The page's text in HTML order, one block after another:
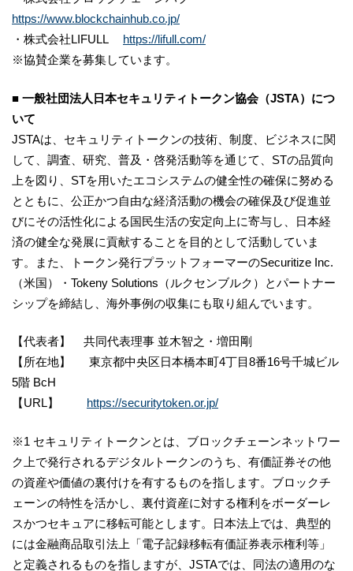
https://www.blockchainhub.co.jp/
・株式会社LIFULL https://lifull.com/
※協賛企業を募集しています。
■ 一般社団法人日本セキュリティトークン協会（JSTA）につ
いて
JSTAは、セキュリティトークンの技術、制度、ビジネスに関
して、調査、研究、普及・啓発活動等を通じて、STの品質向
上を図り、STを用いたエコシステムの健全性の確保に努める
とともに、公正かつ自由な経済活動の機会の確保及び促進並
びにその活性化による国民生活の安定向上に寄与し、日本経
済の健全な発展に貢献することを目的として活動していま
す。また、トークン発行プラットフォーマーのSecuritize Inc.
（米国）・Tokeny Solutions（ルクセンブルク）とパートナー
シップを締結し、海外事例の収集にも取り組んでいます。
【代表者】 共同代表理事 並木智之・増田剛
【所在地】 東京都中央区日本橋本町4丁目8番16号千城ビル
5階 BcH
【URL】 https://securitytoken.or.jp/
※1 セキュリティトークンとは、ブロックチェーンネットワー
ク上で発行されるデジタルトークンのうち、有価証券その他
の資産や価値の裏付けを有するものを指します。ブロックチ
ェーンの特性を活かし、裏付資産に対する権利をボーダーレ
スかつセキュアに移転可能とします。日本法上では、典型的
には金融商品取引法上「電子記録移転有価証券表示権利等」
と定義されるものを指しますが、JSTAでは、同法の適用のな